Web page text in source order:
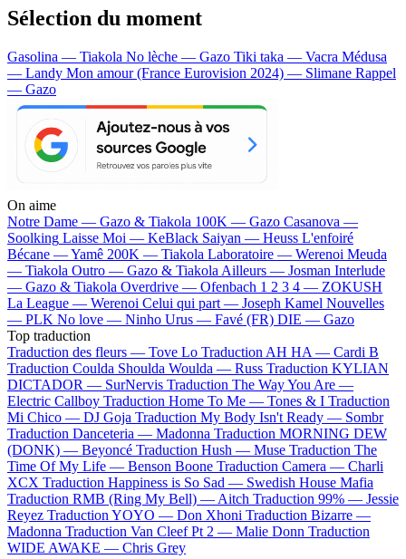
Sélection du moment
Gasolina — Tiakola No lèche — Gazo Tiki taka — Vacra Médusa
— Landy Mon amour (France Eurovision 2024) — Slimane Rappel
— Gazo
On aime
Notre Dame — Gazo & Tiakola 100K — Gazo Casanova —
Soolking Laisse Moi — KeBlack Saiyan — Heuss L'enfoiré
Bécane —Yamê 200K — Tiakola Laboratoire — Werenoi Meuda
— Tiakola Outro — Gazo & Tiakola Ailleurs — Josman Interlude
— Gazo & Tiakola Overdrive — Ofenbach 1 2 3 4 — ZOKUSH
La League — Werenoi Celui qui part — Joseph Kamel Nouvelles
— PLK No love — Ninho Urus — Favé (FR) DIE — Gazo
Top traduction
Traduction des fleurs — Tove Lo Traduction AH HA — Cardi B
Traduction Coulda Shoulda Woulda — Russ Traduction KYLIAN
DICTADOR — SurNervis Traduction The Way You Are —
Electric Callboy Traduction Home To Me — Tones & I Traduction
Mi Chico — DJ Goja Traduction My Body Isn't Ready — Sombr
Traduction Danceteria — Madonna Traduction MORNING DEW
(DONK) — Beyoncé Traduction Hush — Muse Traduction The
Time Of My Life — Benson Boone Traduction Camera — Charli
XCX Traduction Happiness is So Sad — Swedish House Mafia
Traduction RMB (Ring My Bell) — Aitch Traduction 99% — Jessie
Reyez Traduction YOYO — Don Xhoni Traduction Bizarre —
Madonna Traduction Van Cleef Pt 2 — Malie Donn Traduction
WIDE AWAKE — Chris Grey